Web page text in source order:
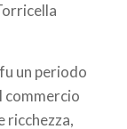
un periodo
commercio
ricchezza,